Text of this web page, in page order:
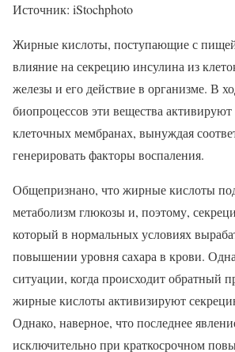
Источник: iStochphoto
Жирные кислоты, поступающие с
влияние на секрецию инсулина из
железы и его действие в организме. В
биопроцессов эти вещества
клеточных мембранах, вынуждая
генерировать факторы воспаления.
Общепризнано, что жирные кислоты
метаболизм глюкозы и, поэтому,
который в нормальных условиях
повышении уровня сахара в крови.
ситуации, когда происходит обратный
жирные кислоты активизируют
Однако, наверное, что последнее
исключительно при краткосрочном